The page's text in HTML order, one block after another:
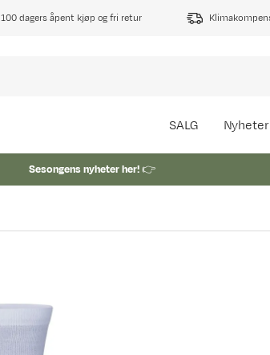
100 dagers åpent kjøp og fri retur
SALG Nyheter
Sesongens nyheter her!👉